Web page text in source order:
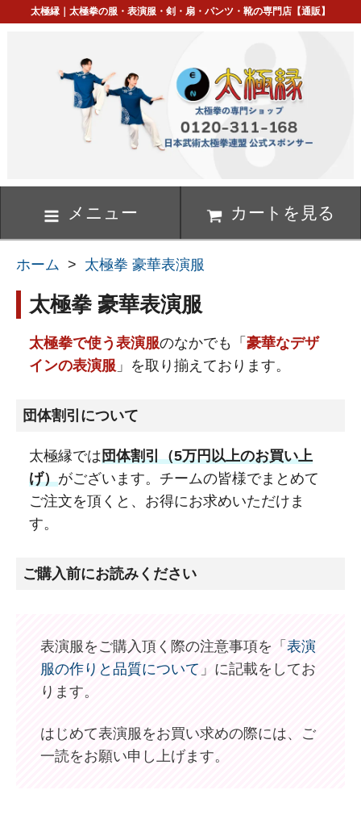
太極縁｜太極拳の服・表演服・剣・扇・パンツ・靴の専門店【通販】
メニュー カートを見る
ホーム > 太極拳 豪華表演服
太極拳 豪華表演服
太極拳で使う表演服のなかでも「 豪華なデザ
インの表演服 」を取り揃えております。
団体割引について
太極縁では団体割引（5万円以上のお買い上
げ）がございます。チームの皆様でまとめて
ご注文を頂くと、お得にお求めいただけま
す。
ご購入前にお読みください
表演服をご購入頂く際の注意事項を「 表演
服の作りと品質について 」に記載をしてお
ります。
はじめて表演服をお買い求めの際には、ご
一読をお願い申し上げます。